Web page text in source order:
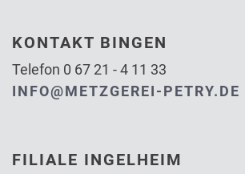
KONTAKT BINGEN
Telefon 0 67 21 - 4 11 33
INFO@METZGEREI-PETRY.DE
FILIALE INGELHEIM